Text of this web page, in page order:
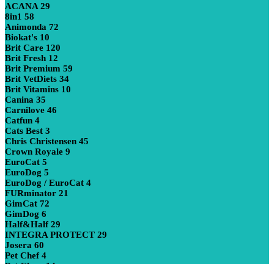
ACANA 29
8in1 58
Animonda 72
Biokat's 10
Brit Care 120
Brit Fresh 12
Brit Premium 59
Brit VetDiets 34
Brit Vitamins 10
Canina 35
Carnilove 46
Catfun 4
Cats Best 3
Chris Christensen 45
Crown Royale 9
EuroCat 5
EuroDog 5
EuroDog / EuroCat 4
FURminator 21
GimCat 72
GimDog 6
Half&Half 29
INTEGRA PROTECT 29
Josera 60
Pet Chef 4